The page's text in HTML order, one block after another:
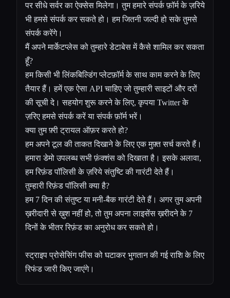
पर सीधे सर्वर का ऐक्सेस मिलेगा। तुम हमारे संपर्क फ़ॉर्म के ज़रिये
भी हमसे संपर्क कर सकते हो। हम जितनी जल्दी हो सके तुमसे
संपर्क करेंगे।
मैं अपने मार्केटप्लेस को तुम्हारे डेटाबेस में कैसे शामिल कर सकता
हूँ?
हम किसी भी लिंकबिल्डिंग प्लेटफ़ॉर्म के साथ काम करने के लिए
तैयार हैं। हमें एक ऐसा API चाहिए जो तुम्हारी साइटों और दरों
की सूची दे। सहयोग शुरू करने के लिए, कृपया Twitter के
ज़रिए हमसे संपर्क करें या संपर्क फ़ॉर्म भरें।
क्या तुम फ़्री ट्रायल ऑफ़र करते हो?
हम अपने टूल की ताकत दिखाने के लिए एक मुफ़्त सर्च करते हैं।
हमारा डेमो उपलब्ध सभी फ़ंक्शंस को दिखाता है। इसके अलावा,
हम रिफ़ंड पॉलिसी के ज़रिये संतुष्टि की गारंटी देते हैं।
तुम्हारी रिफ़ंड पॉलिसी क्या है?
हम 7 दिन की संतुष्ट या मनी-बैक गारंटी देते हैं। अगर तुम अपनी
ख़रीदारी से ख़ुश नहीं हो, तो तुम अपना लाइसेंस ख़रीदने के 7
दिनों के भीतर रिफ़ंड का अनुरोध कर सकते हो।
स्ट्राइप प्रोसेसिंग फीस को घटाकर भुगतान की गई राशि के लिए
रिफंड जारी किए जाएंगे।